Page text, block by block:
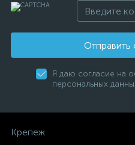
Я даю согласие на
персональных
Крепеж